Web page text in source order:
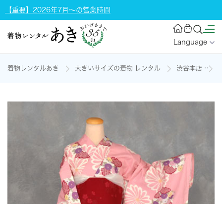
【重要】2026年7月～の営業時間
Language
着物レンタルあき 大きいサイズの着物 レンタル 渋谷本店